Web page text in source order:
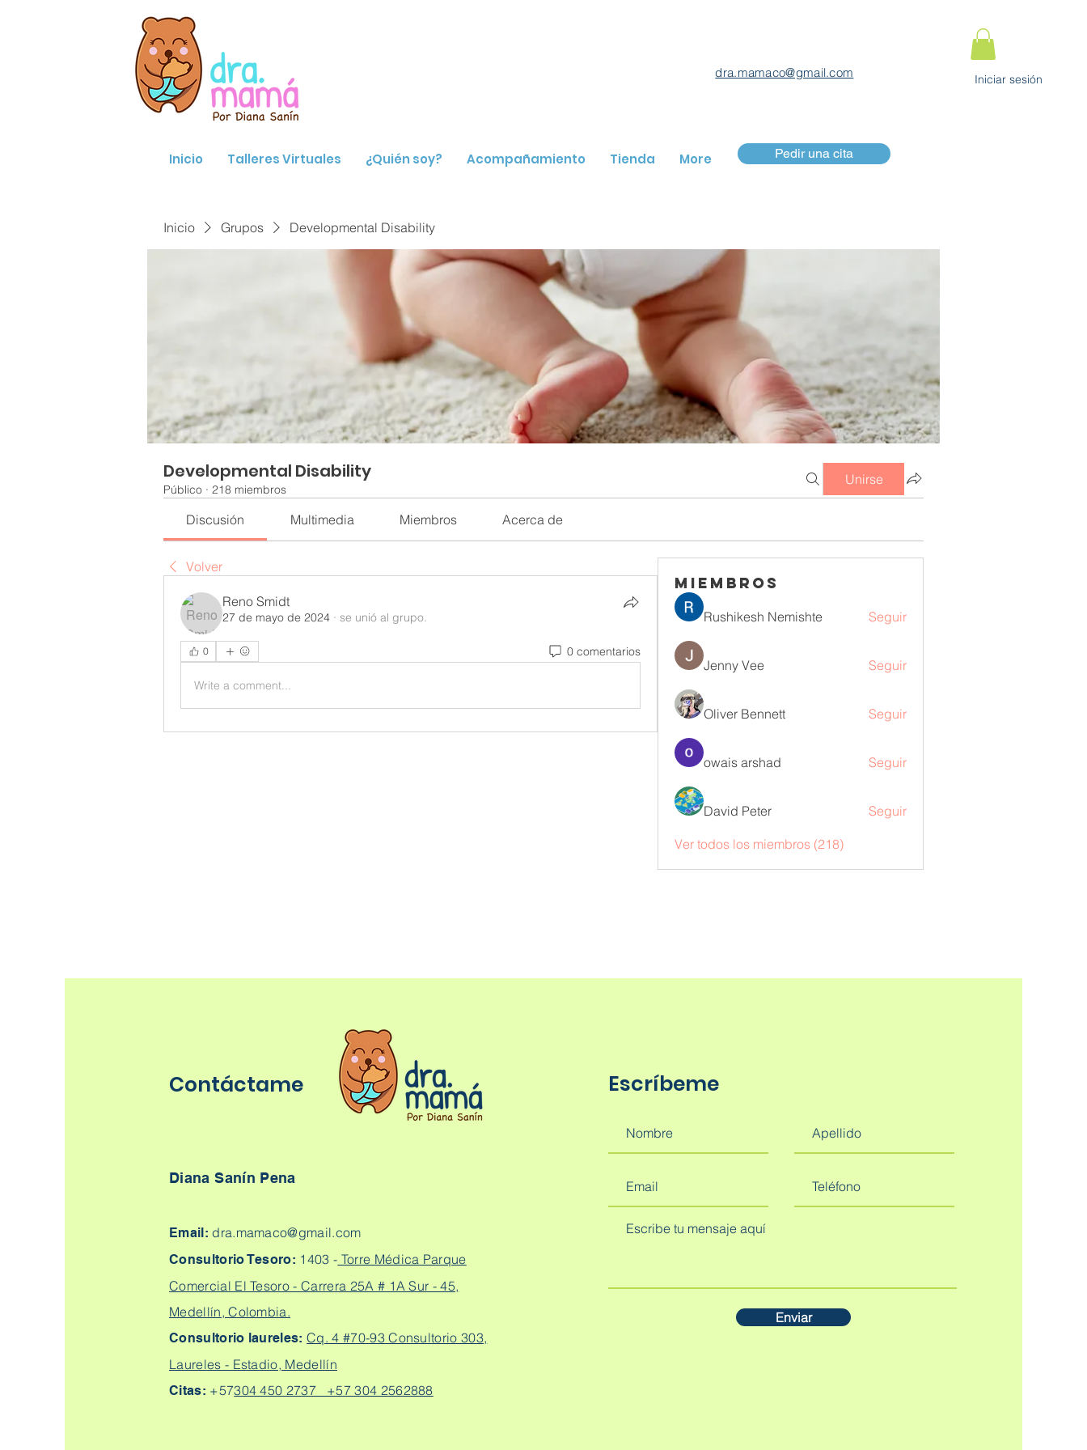
dra.mamaco@gmail.com Iniciar sesión
Inicio Talleres Virtuales ¿Quién soy? Acompañamiento Tienda More Pedir una cita
Inicio Grupos Developmental Disability
Developmental Disability
Público · 218 miembros
Unirse
Discusión Multimedia Miembros Acerca de
Volver
Reno Smidt
27 de mayo de 2024 · se unió al grupo.
0 0 comentarios
Write a comment...
Miembros
Rushikesh Nemishte Seguir
Jenny Vee Seguir
Oliver Bennett Seguir
owais arshad Seguir
David Peter Seguir
Ver todos los miembros (218)
Contáctame
Diana Sanín Pena
Email: dra.mamaco@gmail.com
Consultorio Tesoro: 1403 - Torre Médica Parque
Comercial El Tesoro - Carrera 25A # 1A Sur - 45,
Medellín, Colombia.
Consultorio laureles:Cq. 4 #70-93 Consultorio 303,
Laureles - Estadio, Medellín
Citas: +57304 450 2737 +57 304 2562888
Escríbeme
Enviar